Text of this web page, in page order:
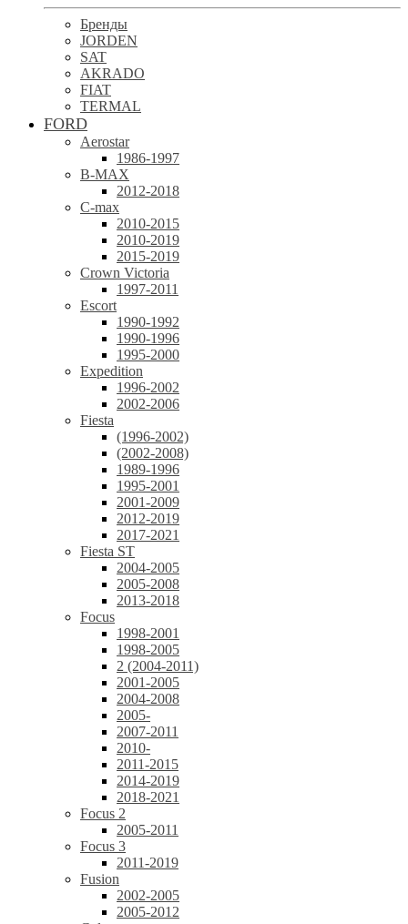
Бренды
JORDEN
SAT
AKRADO
FIAT
TERMAL
FORD
Aerostar
1986-1997
B-MAX
2012-2018
C-max
2010-2015
2010-2019
2015-2019
Crown Victoria
1997-2011
Escort
1990-1992
1990-1996
1995-2000
Expedition
1996-2002
2002-2006
Fiesta
(1996-2002)
(2002-2008)
1989-1996
1995-2001
2001-2009
2012-2019
2017-2021
Fiesta ST
2004-2005
2005-2008
2013-2018
Focus
1998-2001
1998-2005
2 (2004-2011)
2001-2005
2004-2008
2005-
2007-2011
2010-
2011-2015
2014-2019
2018-2021
Focus 2
2005-2011
Focus 3
2011-2019
Fusion
2002-2005
2005-2012